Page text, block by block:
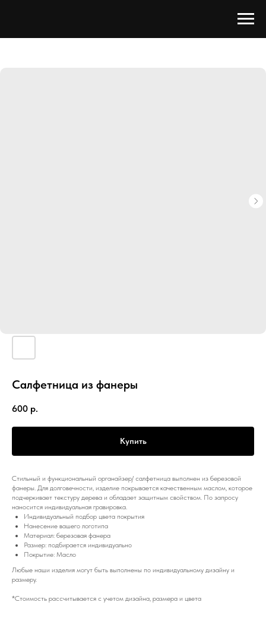
Салфетница из фанеры
600 р.
Купить
Стильный и функциональный органайзер/ салфетница выполнен из березовой
фанеры. Для долговечности, изделие покрывается качественным маслом, которое
подчеркивает текстуру дерева и обладает защитным свойством. По запросу
наносится индивидуальная гравировка.
Индивидуальный подбор цвета покрытия
Нанесение вашего логотипа
Материал: березовая фанера
Размер: подбирается индивидуально
Покрытие: Масло
Любые наши изделия могут быть выполнены по индивидуальному дизайну и
размеру.
*Стоимость рассчитывается с учетом дизайна, размера и цвета